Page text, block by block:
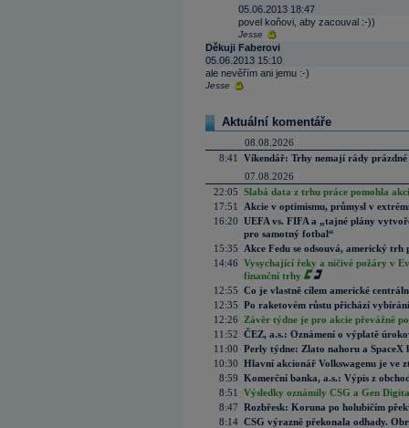
05.06.2013 18:47
povel koňovi, aby zacouval :-))
Jesse
Děkuji Faberovi
05.06.2013 15:10
ale nevěřím ani jemu :-)
Jesse
Aktuální komentáře
08.08.2026
8:41
Víkendář: Trhy nemají rády prázdné
07.08.2026
22:05 Slabá data z trhu práce pomohla
17:51
Akcie v optimismu, průmysl v
16:20 UEFA vs. FIFA a „tajné plány
pro samotný fotbal“
15:35
Akce Fedu se odsouvá, americký
14:46 Vysychající řeky a ničivé požáry v
finanční trhy
12:55 Co je vlastně cílem americké
12:35 Po raketovém růstu přichází
12:26
Závěr týdne je pro akcie převážně
11:52 ČEZ, a.s.: Oznámení o výplatě
11:00 Perly týdne: Zlato nahoru a SpaceX
10:30 Hlavní akcionář Volkswagenu je ve
8:59 Komerční banka, a.s.: Výpis z
8:51
Výsledky oznámily CSG a Gen
8:47 Rozbřesk: Koruna po holubičím
8:14 CSG výrazně překonala odhady.